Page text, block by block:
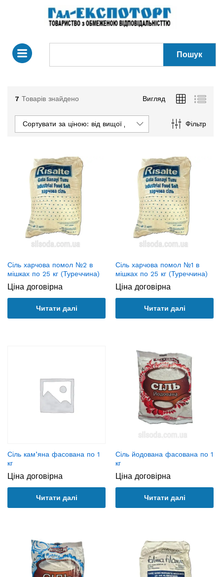
Пошук
7 Товарів знайдено Вигляд
Фільтр
Сортувати за ціною: від вищої до нижчої
Сіль харчова помол №2 в
мішках по 25 кг (Туреччина)
Ціна договірна
Читати далі
Сіль харчова помол №1 в
мішках по 25 кг (Туреччина)
Ціна договірна
Читати далі
Сіль кам’яна фасована по 1
кг
Ціна договірна
Читати далі
Сіль йодована фасована по 1
кг
Ціна договірна
Читати далі